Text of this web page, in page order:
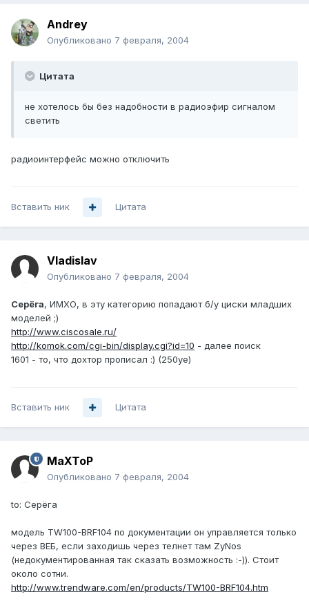
Andrey
Опубликовано 7 февраля, 2004
Цитата
не хотелось бы без надобности в радиоэфир сигналом
светить
радиоинтерфейс можно отключить
Вставить ник Цитата
Vladislav
Опубликовано 7 февраля, 2004
Серёга, ИМХО, в эту категорию попадают б/у циски младших
моделей ;)
http://www.ciscosale.ru/
http://komok.com/cgi-bin/display.cgi?id=10 - далее поиск
1601 - то, что дохтор прописал :) (250уе)
Вставить ник Цитата
MaXToP
Опубликовано 7 февраля, 2004
to: Серёга
модель TW100-BRF104 по документации он управляется только
через ВЕБ, если заходишь через телнет там ZyNos
(недокументированная так сказать возможность :-)). Стоит
около сотни.
http://www.trendware.com/en/products/TW100-BRF104.htm